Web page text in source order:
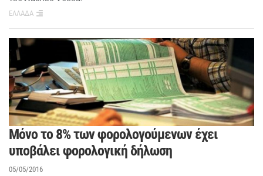
ΕΛΛΑΔΑ
Μόνο το 8% των φορολογούμενων έχει
υποβάλει φορολογική δήλωση
05/05/2016